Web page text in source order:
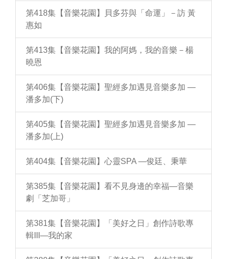
第418集【音樂花園】貝多芬與「命運」－訪 黃
惠如
第413集【音樂花園】我的阿媽，我的音樂－楊
曉恩
第406集【音樂花園】聖經多加遇見音樂多加 —
潘多加(下)
第405集【音樂花園】聖經多加遇見音樂多加 —
潘多加(上)
第404集【音樂花園】心靈SPA —俊廷、秉華
第385集【音樂花園】看不見身邊的幸福—音樂
劇「芝加哥」
第381集【音樂花園】「美好之日」創作詩歌專
輯III—我的家